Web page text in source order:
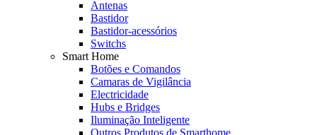
Antenas
Bastidor
Bastidor-acessórios
Switchs
Smart Home
Botões e Comandos
Camaras de Vigilância
Electricidade
Hubs e Bridges
Iluminação Inteligente
Outros Produtos de Smarthome